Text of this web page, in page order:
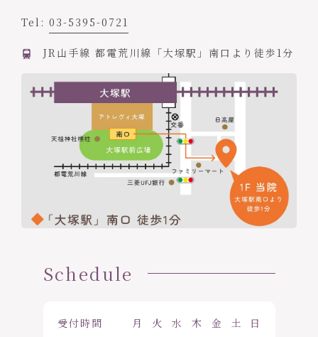
Tel: 03-5395-0721
JR山手線 都電荒川線「大塚駅」南口より徒歩1分
Schedule
受付時間 月 火 水 木 金 土 日